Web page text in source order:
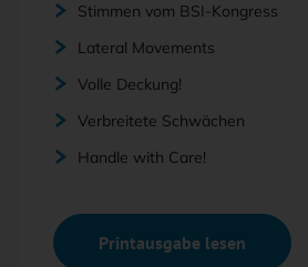
Stimmen vom BSI-Kongress
Lateral Movements
Volle Deckung!
Verbreitete Schwächen
Handle with Care!
Printausgabe lesen